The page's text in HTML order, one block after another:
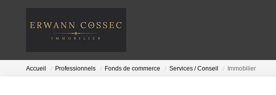
Accueil Professionnels Fonds de commerce Services / Conseil Immobilier